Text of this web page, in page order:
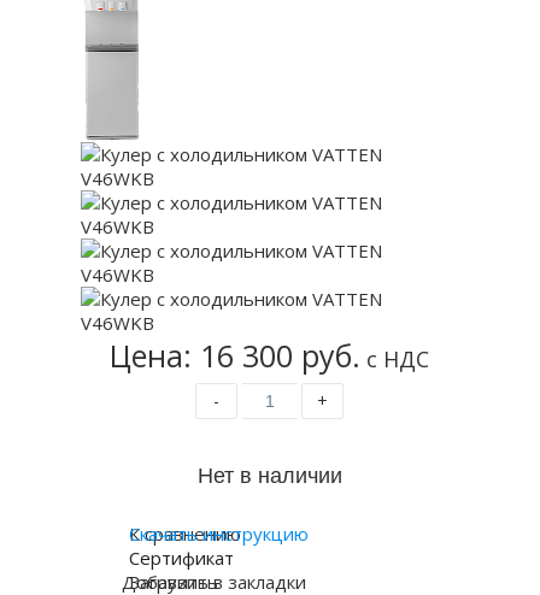
Цена: 16 300 руб. с НДС
- +
К сравнению
Добавить в закладки
Скачать инструкцию
Сертификат
Загрузить